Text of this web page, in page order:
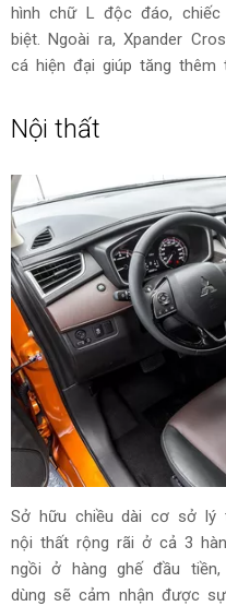
hình chữ L độc đáo,
biệt. Ngoài ra, Xpander
cá hiện đại giúp tăng thêm
Nội thất
Sở hữu chiều dài cơ sở lý
nội thất rộng rãi ở cả 3
ngồi ở hàng ghế đầu
dùng sẽ cảm nhận được